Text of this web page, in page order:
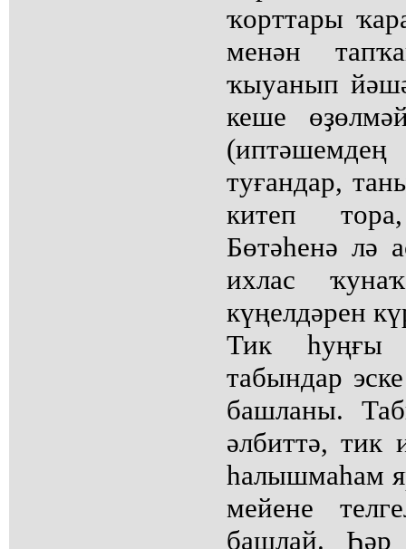
ҡорттары
менән
ҡыуанып
кеше
туғандар,
китеп
Бөтәһенә лә
ихлас
күңелдәрен
Тик һуңғы
табындар
башланы.
әлбиттә, тик
һалышмаһам
мейене
башлай. Һәр